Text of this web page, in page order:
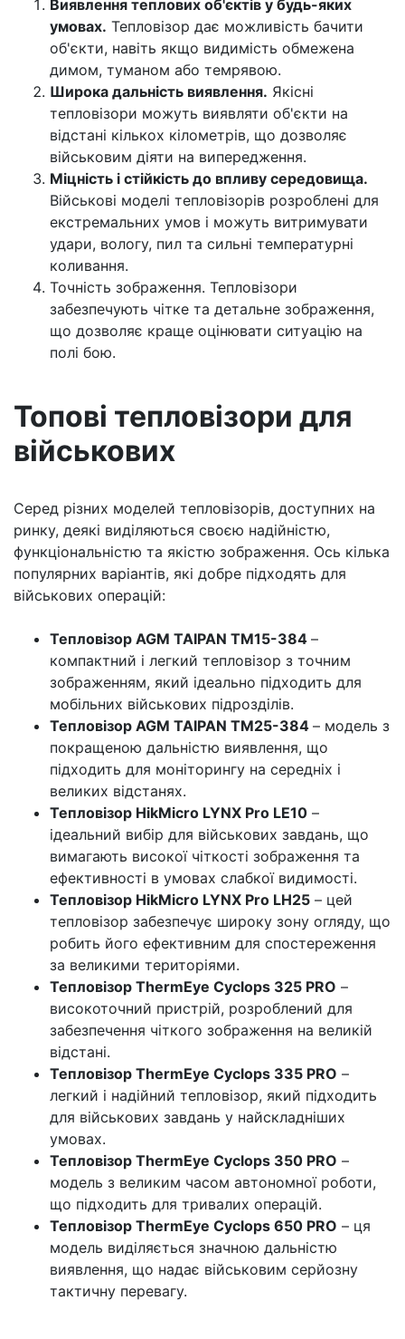
Виявлення теплових об'єктів у будь-яких
умовах. Тепловізор дає можливість бачити
об'єкти, навіть якщо видимість обмежена
димом, туманом або темрявою.
Широка дальність виявлення. Якісні
тепловізори можуть виявляти об'єкти на
відстані кількох кілометрів, що дозволяє
військовим діяти на випередження.
Міцність і стійкість до впливу середовища.
Військові моделі тепловізорів розроблені для
екстремальних умов і можуть витримувати
удари, вологу, пил та сильні температурні
коливання.
Точність зображення. Тепловізори
забезпечують чітке та детальне зображення,
що дозволяє краще оцінювати ситуацію на
полі бою.
Топові тепловізори для
військових
Серед різних моделей тепловізорів, доступних на
ринку, деякі виділяються своєю надійністю,
функціональністю та якістю зображення. Ось кілька
популярних варіантів, які добре підходять для
військових операцій:
Тепловізор AGM TAIPAN TM15-384 –
компактний і легкий тепловізор з точним
зображенням, який ідеально підходить для
мобільних військових підрозділів.
Тепловізор AGM TAIPAN TM25-384 – модель з
покращеною дальністю виявлення, що
підходить для моніторингу на середніх і
великих відстанях.
Тепловізор HikMicro LYNX Pro LE10 –
ідеальний вибір для військових завдань, що
вимагають високої чіткості зображення та
ефективності в умовах слабкої видимості.
Тепловізор HikMicro LYNX Pro LH25 – цей
тепловізор забезпечує широку зону огляду, що
робить його ефективним для спостереження
за великими територіями.
Тепловізор ThermEye Cyclops 325 PRO –
високоточний пристрій, розроблений для
забезпечення чіткого зображення на великій
відстані.
Тепловізор ThermEye Cyclops 335 PRO –
легкий і надійний тепловізор, який підходить
для військових завдань у найскладніших
умовах.
Тепловізор ThermEye Cyclops 350 PRO –
модель з великим часом автономної роботи,
що підходить для тривалих операцій.
Тепловізор ThermEye Cyclops 650 PRO – ця
модель виділяється значною дальністю
виявлення, що надає військовим серйозну
тактичну перевагу.